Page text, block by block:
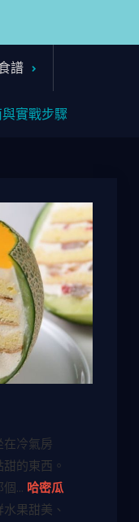
譜
實戰步驟
冷氣房
的東西。
... 哈密瓜
果甜美、